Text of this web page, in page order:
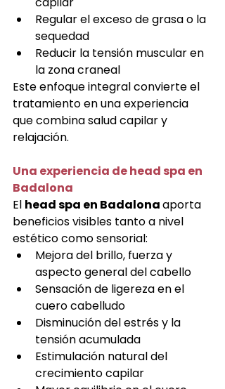
Regular el exceso de grasa o la
sequedad
Reducir la tensión muscular en
la zona craneal
Este enfoque integral convierte el
tratamiento en una experiencia
que combina salud capilar y
relajación.
Una experiencia de head spa en
Badalona
El head spa en Badalona aporta
beneficios visibles tanto a nivel
estético como sensorial:
Mejora del brillo, fuerza y
aspecto general del cabello
Sensación de ligereza en el
cuero cabelludo
Disminución del estrés y la
tensión acumulada
Estimulación natural del
crecimiento capilar